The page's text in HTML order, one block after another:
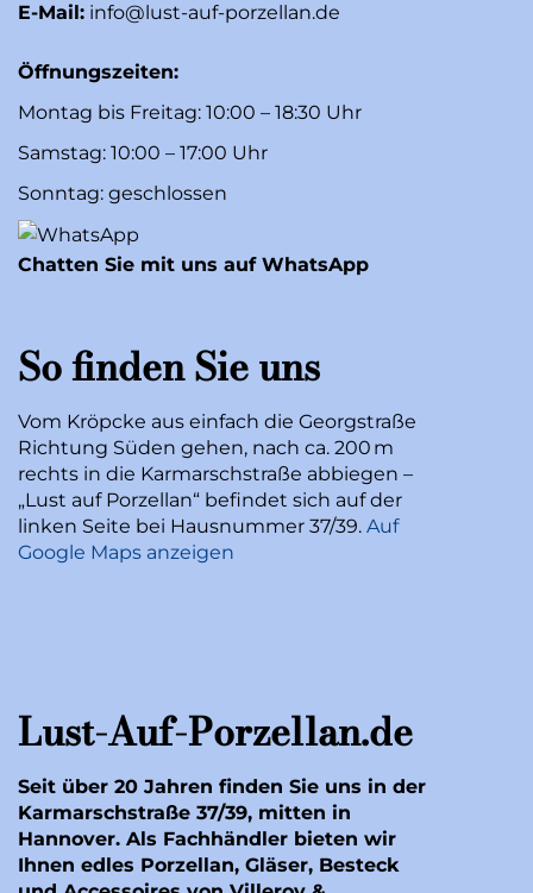
E-Mail: info@lust-auf-porzellan.de
Öffnungszeiten:
Montag bis Freitag: 10:00 – 18:30 Uhr
Samstag: 10:00 – 17:00 Uhr
Sonntag: geschlossen
Chatten Sie mit uns auf WhatsApp
So finden Sie uns
Vom Kröpcke aus einfach die Georgstraße
Richtung Süden gehen, nach ca. 200 m
rechts in die Karmarschstraße abbiegen –
„Lust auf Porzellan“ befindet sich auf der
linken Seite bei Hausnummer 37/39. Auf
Google Maps anzeigen
Lust-Auf-Porzellan.de
Seit über 20 Jahren finden Sie uns in der
Karmarschstraße 37/39, mitten in
Hannover. Als Fachhändler bieten wir
Ihnen edles Porzellan, Gläser, Besteck